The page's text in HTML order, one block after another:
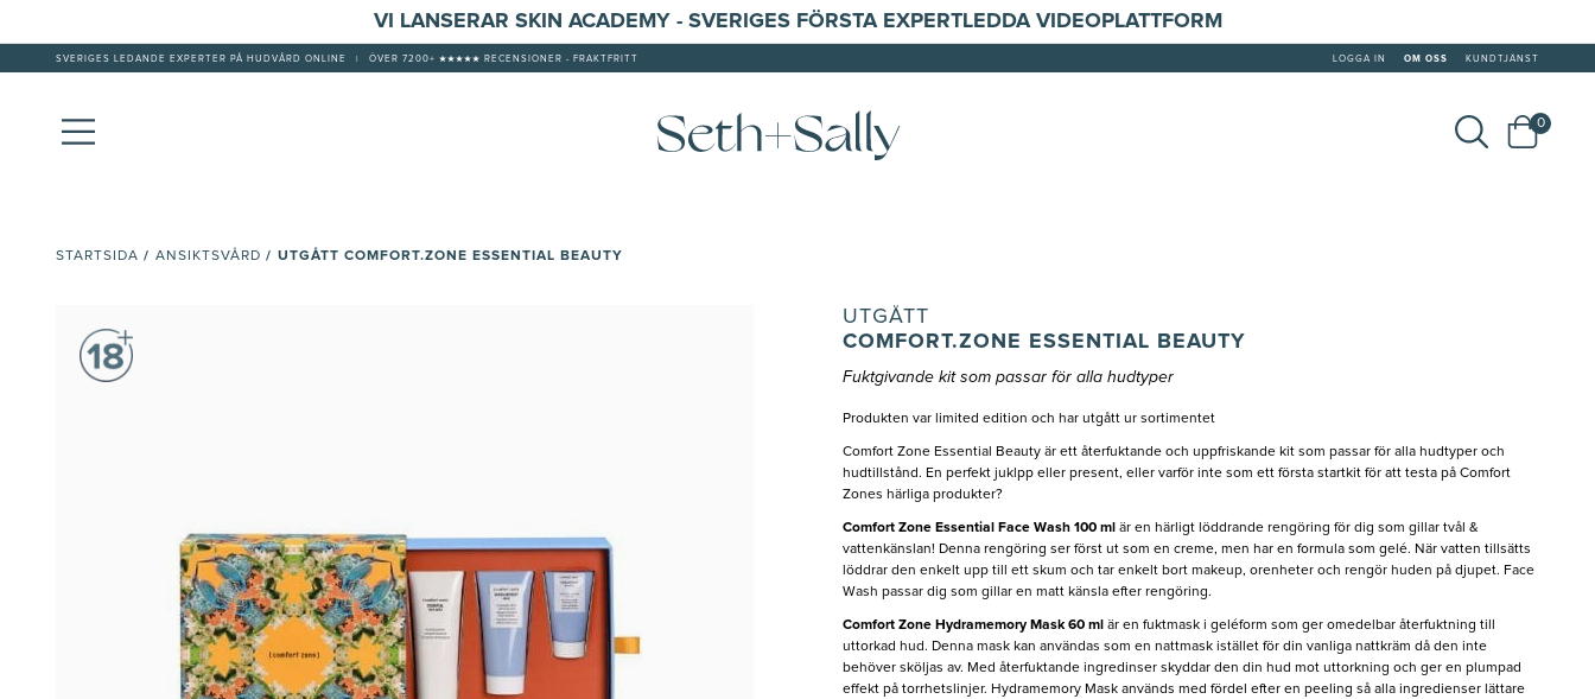
VI LANSERAR SKIN ACADEMY - SVERIGES FÖRSTA EXPERTLEDDA VIDEOPLATTFORM
SVERIGES LEDANDE EXPERTER PÅ HUDVÅRD ONLINE ÖVER 7200+ ★★★★★ RECENSIONER - FRAKTFRITT LOGGA IN OM OSS KUNDTJÄNST
0
STARTSIDA / ANSIKTSVÅRD / UTGÅTT COMFORT.ZONE ESSENTIAL BEAUTY
UTGÅTT
COMFORT.ZONE ESSENTIAL BEAUTY
Fuktgivande kit som passar för alla hudtyper
Produkten var limited edition och har utgått ur sortimentet
Comfort Zone Essential Beauty är ett återfuktande och uppfriskande kit som passar för alla hudtyper och
hudtillstånd. En perfekt juklpp eller present, eller varför inte som ett första startkit för att testa på Comfort
Zones härliga produkter?
Comfort Zone Essential Face Wash 100 ml är en härligt löddrande rengöring för dig som gillar tvål &
vattenkänslan! Denna rengöring ser först ut som en creme, men har en formula som gelé. När vatten tillsätts
löddrar den enkelt upp till ett skum och tar enkelt bort makeup, orenheter och rengör huden på djupet. Face
Wash passar dig som gillar en matt känsla efter rengöring.
Comfort Zone Hydramemory Mask 60 ml är en fuktmask i geléform som ger omedelbar återfuktning till
uttorkad hud. Denna mask kan användas som en nattmask istället för din vanliga nattkräm då den inte
behöver sköljas av. Med återfuktande ingredinser skyddar den din hud mot uttorkning och ger en plumpad
effekt på torrhetslinjer. Hydramemory Mask används med fördel efter en peeling så alla ingredienser lättare